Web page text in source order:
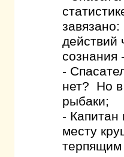
действий
сознания
-
нет? Но в
рыбаки;
- Капитан
месту
терпящим